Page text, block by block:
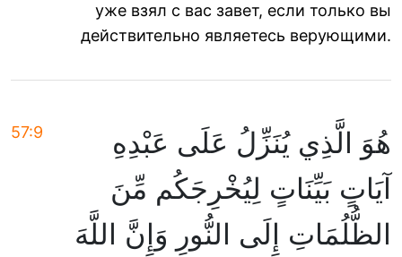
уже взял с вас завет, если только вы
действительно являетесь верующими.
57:9
هُوَ الَّذِي يُنَزِّلُ عَلَى عَبْدِهِ
آيَاتٍ بَيِّنَاتٍ لِيُخْرِجَكُم مِّنَ
الظُّلُمَاتِ إِلَى النُّورِ وَإِنَّ اللَّهَ